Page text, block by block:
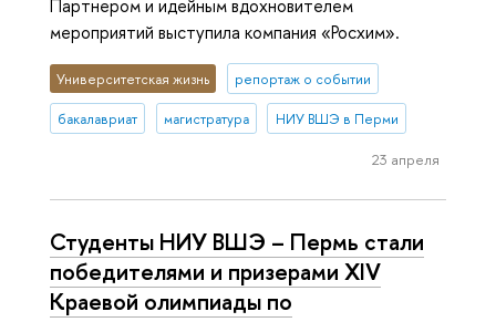
Партнером и идейным вдохновителем
мероприятий выступила компания «Росхим».
Университетская жизнь репортаж о событии
бакалавриат магистратура НИУ ВШЭ в Перми
23 апреля
Студенты НИУ ВШЭ – Пермь стали
победителями и призерами XIV
Краевой олимпиады по